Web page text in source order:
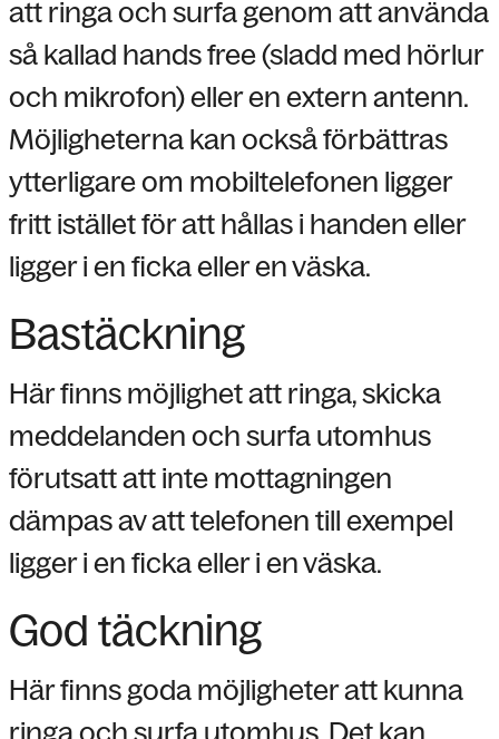
att ringa och surfa genom att använda
så kallad hands free (sladd med hörlur
och mikrofon) eller en extern antenn.
Möjligheterna kan också förbättras
ytterligare om mobiltelefonen ligger
fritt istället för att hållas i handen eller
ligger i en ficka eller en väska.
Bastäckning
Här finns möjlighet att ringa, skicka
meddelanden och surfa utomhus
förutsatt att inte mottagningen
dämpas av att telefonen till exempel
ligger i en ficka eller i en väska.
God täckning
Här finns goda möjligheter att kunna
ringa och surfa utomhus. Det kan